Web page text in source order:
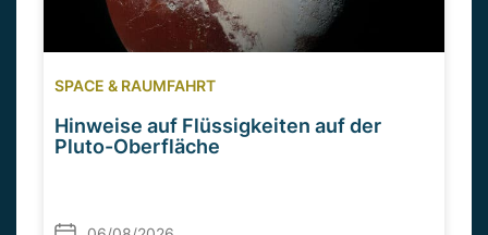
SPACE & RAUMFAHRT
Hinweise auf Flüssigkeiten auf der
Pluto-Oberfläche